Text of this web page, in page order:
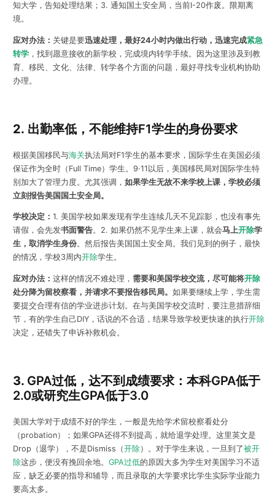
知大学，告知处理结果；3. 通知国土安全局，当前I-20作废。限期离
境。
应对办法： 关键是要迅速处理，最好24小时内做出行动，迅速完成紧急
转学，找到愿意接收的新学校，完成境内转学手续。因为这里涉及到教
育、移民、文化、法律、转学各个方面的问题，最好寻找专业机构协助
办理。
2. 出勤率低，不能维持F1学生的身份要求
根据美国移民与海关执法局对F1学生的基本要求，国际学生在美国必须
保证作为全时（Full Time）学生。9·11以后，美国移民局对国际学生特
别加大了管理力度。尤其强调， 如果学生无故不来学校上课，学校必须
立刻报告美国国土安全局。
学校决定： 1. 美国学校如果发现有学生连续几天不见踪影，也没有事先
请假，会先发书面警告。2. 如果仍然不见学生来上课，就会马上开除学
生，取消学生身份。然后报告美国国土安全局。我们见到的例子，最快
的情况，学校3周内开除学生。
应对办法： 这样的情况不难处理， 需要和美国学校交流，尽可能将开除
处分降为留校察看，并请求不要报告移民局。 如果要继续上学，学生需
要提交合理有信的学业进步计划。在与美国学校交流时，要注意措辞细
节，有的学生自己DIY，话说的不合适，结果导致学校更快速的执行开除
决定，还错失了申诉补救机会。
3. GPA过低，达不到成绩要求：本科GPA低于
2.0或研究生GPA低于3.0
美国大学对于成绩不好的学生，一般是先给学术留校察看处分
（probation）；如果GPA还得不到提高，就给退学处理。这里英文是
Drop（退学），不是Dismiss（开除）。对于学生来说，一旦到了被开
除这步，便没有挽回余地。 GPA过低的原因大多为学生对美国学习不适
应，缺乏必要的指导和辅导，而且录取的大学要求比学生实际学业能力
要高太多。